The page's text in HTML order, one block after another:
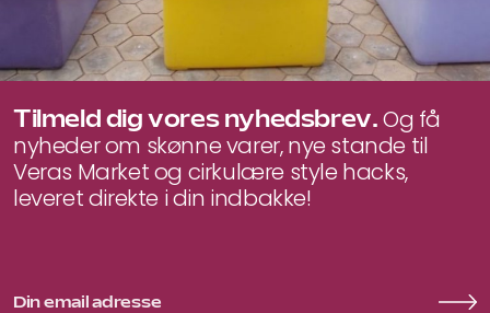
Tilmeld dig vores nyhedsbrev.Og få
nyheder om skønne varer, nye stande til
Veras Market og cirkulære style hacks,
leveret direkte i din indbakke!